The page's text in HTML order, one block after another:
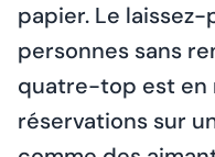
papier. Le
personnes sans
quatre-top est en
réservations sur